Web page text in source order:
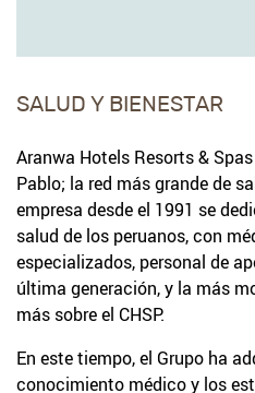
SALUD Y BIENESTAR
Aranwa Hotels Resorts &
Pablo; la red más grande de
empresa desde el 1991 se
salud de los peruanos, con
especializados, personal de
última generación, y la más
más sobre el CHSP.
En este tiempo, el Grupo ha
conocimiento médico y los